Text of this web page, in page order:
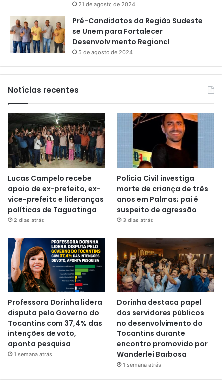
21 de agosto de 2024
Pré-Candidatos da Região Sudeste
se Unem para Fortalecer
Desenvolvimento Regional
5 de agosto de 2024
Notícias recentes
Lucas Campelo recebe
apoio de ex-prefeito, ex-
vice-prefeito e lideranças
políticas de Taguatinga
2 dias atrás
Polícia Civil investiga
morte de criança de três
anos em Palmas; pai é
suspeito de agressão
3 dias atrás
Professora Dorinha lidera
disputa pelo Governo do
Tocantins com 37,4% das
intenções de voto,
aponta pesquisa
1 semana atrás
Dorinha destaca papel
dos servidores públicos
no desenvolvimento do
Tocantins durante
encontro promovido por
Wanderlei Barbosa
1 semana atrás